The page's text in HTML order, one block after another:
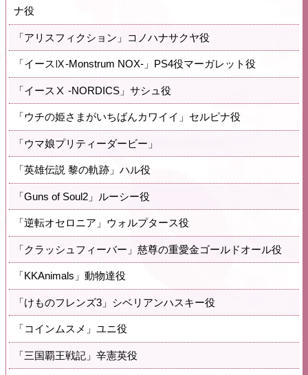
ナ役
「アリスフィクション」コノハナサクヤ役
「イースⅨ-Monstrum NOX-」PS4役マーガレット役
「イースⅩ -NORDICS」サシュ役
「ウチの姫さまがいちばんカワイイ」セルピナ役
「ウマ娘プリティーダービー」
「英雄伝説 黎の軌跡」ハル役
「Guns of Soul2」ルーシー役
「逆転オセロニア」ウォルプタース役
「クラッシュフィーバー」慈尊の重愛金ゴールドオール役
「KKAnimals」動物達役
「けものフレンズ3」シベリアンハスキー役
「コインムスメ」ユニ役
「三国覇王戦記」辛憲英役